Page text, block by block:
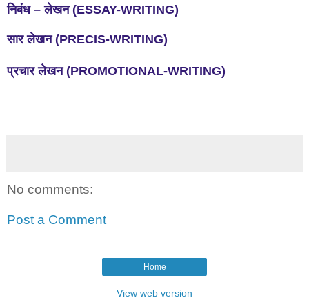
निबंध–लेखन(ESSAY-WRITING)
सार लेखन (PRECIS-WRITING)
प्रचार लेखन (PROMOTIONAL-WRITING)
No comments:
Post a Comment
Home
View web version